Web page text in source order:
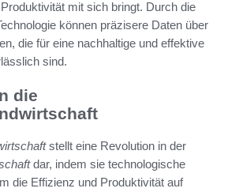
mit sich bringt. Durch die
können präzisere Daten über
die für eine nachhaltige und effektive
sind.
die
stellt eine Revolution in der
dar, indem sie technologische
die Effizienz und Produktivität auf